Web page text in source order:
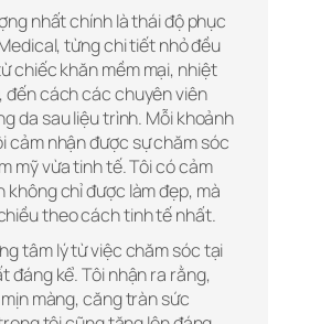
nhất chính là thái độ phục
từng chi tiết nhỏ đều
chiếc khăn mềm mại, nhiệt
đến cách các chuyên viên
da sau liệu trình. Mỗi khoảnh
cảm nhận được sự chăm sóc
mỹ vừa tinh tế. Tôi có cảm
không chỉ được làm đẹp, mà
theo cách tinh tế nhất.
tâm lý từ việc chăm sóc tại
đáng kể. Tôi nhận ra rằng,
màng, căng tràn sức